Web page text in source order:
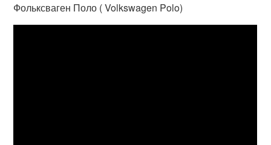
Фольксваген Поло ( Volkswagen Polo)